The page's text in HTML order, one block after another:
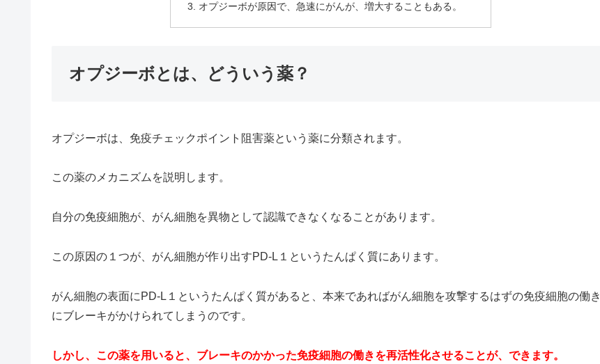
オプジーボが原因で、急速にがんが、増大することもある。
オプジーボとは、どういう薬？
オプジーボは、免疫チェックポイント阻害薬という薬に分類されます。
この薬のメカニズムを説明します。
自分の免疫細胞が、がん細胞を異物として認識できなくなることがあります。
この原因の１つが、がん細胞が作り出すPD-L１というたんぱく質にあります。
がん細胞の表面にPD-L１というたんぱく質があると、本来であればがん細胞を攻撃するはずの免疫細胞の働き
にブレーキがかけられてしまうのです。
しかし、この薬を用いると、ブレーキのかかった免疫細胞の働きを再活性化させることが、できます。